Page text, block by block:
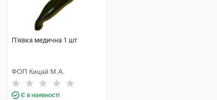
П'явка медична 1 шт
ФОП Кицай М.А.
Є в наявності